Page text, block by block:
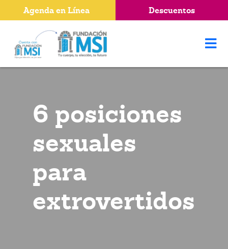
6 posiciones
sexuales
para
extrovertidos
Agenda en Línea Descuentos